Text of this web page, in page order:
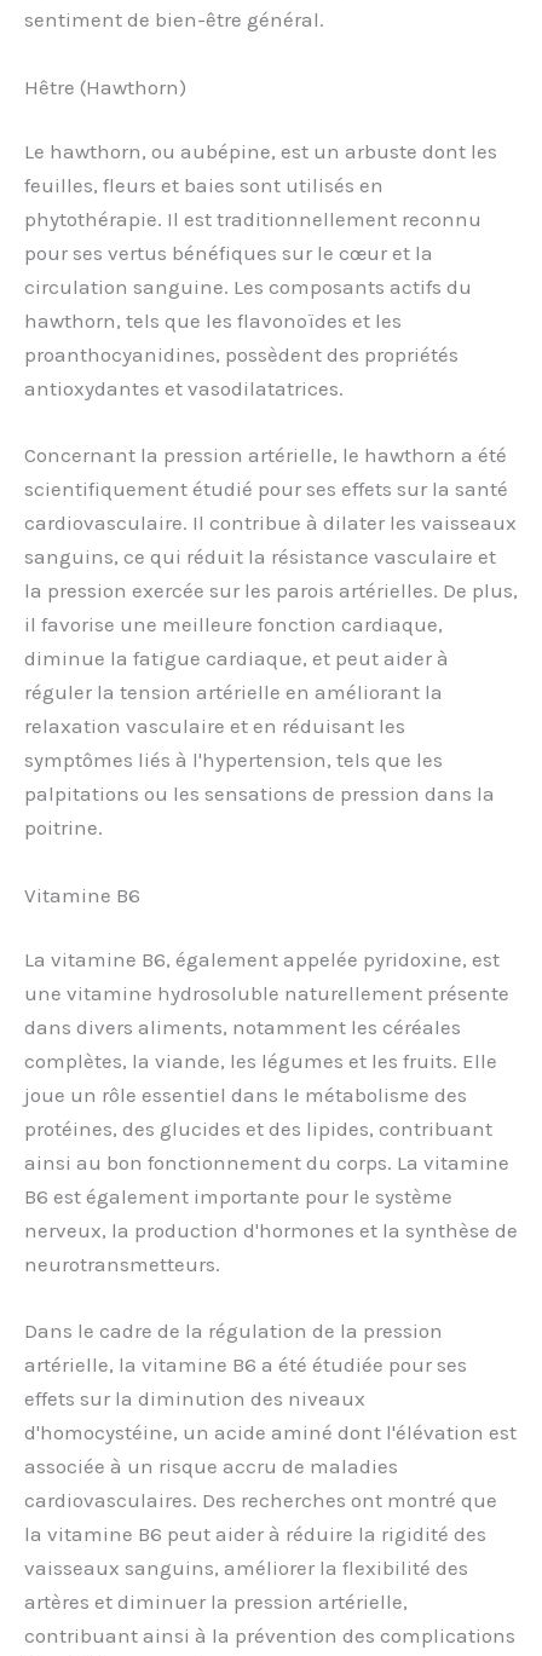
sentiment de bien-être général.
Hêtre (Hawthorn)
Le hawthorn, ou aubépine, est un arbuste dont les
feuilles, fleurs et baies sont utilisés en
phytothérapie. Il est traditionnellement reconnu
pour ses vertus bénéfiques sur le cœur et la
circulation sanguine. Les composants actifs du
hawthorn, tels que les flavonoïdes et les
proanthocyanidines, possèdent des propriétés
antioxydantes et vasodilatatrices.
Concernant la pression artérielle, le hawthorn a été
scientifiquement étudié pour ses effets sur la santé
cardiovasculaire. Il contribue à dilater les vaisseaux
sanguins, ce qui réduit la résistance vasculaire et
la pression exercée sur les parois artérielles. De plus,
il favorise une meilleure fonction cardiaque,
diminue la fatigue cardiaque, et peut aider à
réguler la tension artérielle en améliorant la
relaxation vasculaire et en réduisant les
symptômes liés à l'hypertension, tels que les
palpitations ou les sensations de pression dans la
poitrine.
Vitamine B6
La vitamine B6, également appelée pyridoxine, est
une vitamine hydrosoluble naturellement présente
dans divers aliments, notamment les céréales
complètes, la viande, les légumes et les fruits. Elle
joue un rôle essentiel dans le métabolisme des
protéines, des glucides et des lipides, contribuant
ainsi au bon fonctionnement du corps. La vitamine
B6 est également importante pour le système
nerveux, la production d'hormones et la synthèse de
neurotransmetteurs.
Dans le cadre de la régulation de la pression
artérielle, la vitamine B6 a été étudiée pour ses
effets sur la diminution des niveaux
d'homocystéine, un acide aminé dont l'élévation est
associée à un risque accru de maladies
cardiovasculaires. Des recherches ont montré que
la vitamine B6 peut aider à réduire la rigidité des
vaisseaux sanguins, améliorer la flexibilité des
artères et diminuer la pression artérielle,
contribuant ainsi à la prévention des complications